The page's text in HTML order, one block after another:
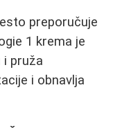
preporučuje
1 krema je
i pruža
i obnavlja